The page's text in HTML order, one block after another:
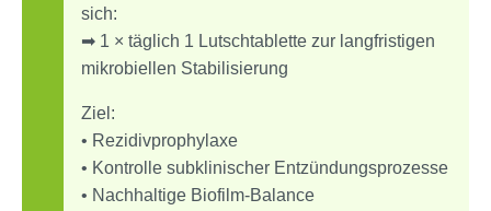
sich:
➡ 1 × täglich 1 Lutschtablette zur langfristigen
mikrobiellen Stabilisierung
Ziel:
• Rezidivprophylaxe
• Kontrolle subklinischer Entzündungsprozesse
• Nachhaltige Biofilm-Balance